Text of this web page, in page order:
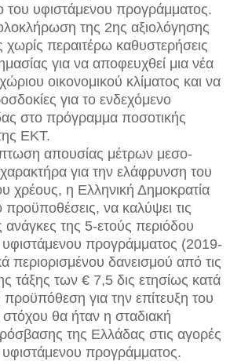
του υφιστάμενου προγράμματος.
της 2ης αξιολόγησης
περαιτέρω καθυστερήσεις
για να αποφευχθεί μια νέα
οικονομικού κλίματος και να
για το ενδεχόμενο
στο πρόγραμμα ποσοτικής
ΕΚΤ.
απουσίας μέτρων μεσο-
για την ελάφρυνση του
χρέους, η Ελληνική Δημοκρατία
να καλύψει τις
ανάγκες της 5-ετούς περιόδου
υφιστάμενου προγράμματος (2019-
περιορισμένου δανεισμού από τις
τάξης των € 7,5 δις ετησίως κατά
για την επίτευξη του
θα ήταν η σταδιακή
της Ελλάδας στις αγορές
προγράμματος.